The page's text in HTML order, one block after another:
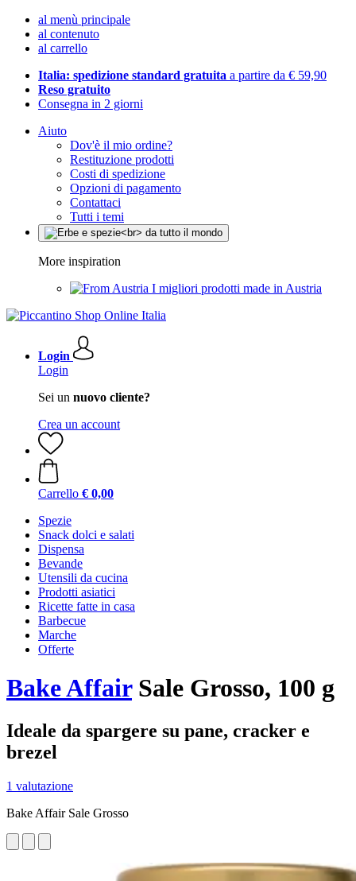
al menù principale
al contenuto
al carrello
Italia: spedizione standard gratuita a partire da € 59,90
Reso gratuito
Consegna in 2 giorni
Aiuto
Dov'è il mio ordine?
Restituzione prodotti
Costi di spedizione
Opzioni di pagamento
Contattaci
Tutti i temi
More inspiration
I migliori prodotti made in Austria
Login
Login
Sei un nuovo cliente?
Crea un account
Carrello € 0,00
Spezie
Snack dolci e salati
Dispensa
Bevande
Utensili da cucina
Prodotti asiatici
Ricette fatte in casa
Barbecue
Marche
Offerte
Bake AffairSale Grosso, 100 g
Ideale da spargere su pane, cracker e
brezel
1 valutazione
Bake Affair Sale Grosso